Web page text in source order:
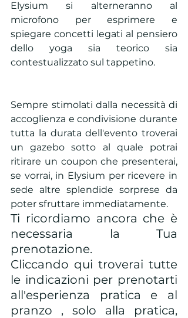
Elysium si alterneranno al
microfono per esprimere e
spiegare concetti legati al pensiero
dello yoga sia teorico sia
contestualizzato sul tappetino.
Sempre stimolati dalla necessità di
accoglienza e condivisione durante
tutta la durata dell'evento troverai
un gazebo sotto al quale potrai
ritirare un coupon che presenterai,
se vorrai, in Elysium per ricevere in
sede altre splendide sorprese da
poter sfruttare immediatamente.
Ti ricordiamo ancora che è
necessaria la Tua
prenotazione.
Cliccando qui troverai tutte
le indicazioni per prenotarti
all'esperienza pratica e al
pranzo , solo alla pratica,